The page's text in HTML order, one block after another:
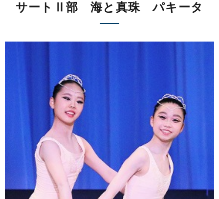
サートⅡ部 海と真珠 パキータ